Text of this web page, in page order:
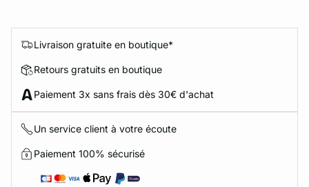
Livraison gratuite en boutique*
Retours gratuits en boutique
Paiement 3x sans frais dès 30€ d'achat
Un service client à votre écoute
Paiement 100% sécurisé